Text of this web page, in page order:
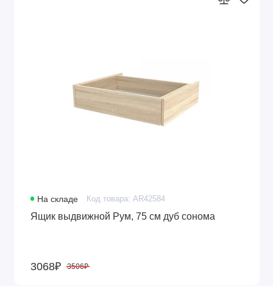
На складе Код товара: AR42584
Ящик выдвижной Рум, 75 см дуб сонома
3068₽ 3506₽